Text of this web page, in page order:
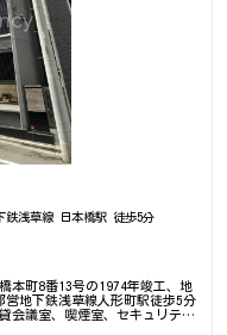
鉄浅草線 日本橋駅 徒歩5分
本町8番13号の1974年竣工、地
営地下鉄浅草線人形町駅徒歩5分
会議室、喫煙室、セキュリテ